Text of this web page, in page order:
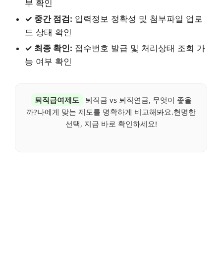
부 확인
✓ 중간 점검: 입력정보 정확성 및 첨부파일 업로
드 상태 확인
✓ 최종 확인: 접수번호 발급 및 처리상태 조회 가
능 여부 확인
퇴직급여제도
퇴직금 vs 퇴직연금, 무엇이 좋을
까?나에게 맞는 제도를 명확하게 비교해봐요.현명한
선택, 지금 바로 확인하세요!